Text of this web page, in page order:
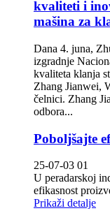
kvaliteti i
mašina za
Dana 4. juna,
izgradnje
kvaliteta klanja
Zhang Jianwei,
čelnici. Zhang
odbora...
Poboljšajte
25-07-03 01
U peradarskoj
efikasnost
Prikaži detalje